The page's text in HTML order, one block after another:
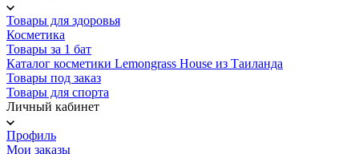
Товары для здоровья
Косметика
Товары за 1 бат
Каталог косметики Lemongrass House из Таиланда
Товары под заказ
Товары для спорта
Личный кабинет
Профиль
Мои заказы